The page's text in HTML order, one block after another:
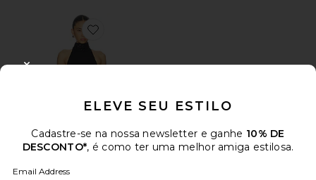
Favorite Sabriana Gown
ELEVE SEU ESTILO
Cadastre-se na nossa newsletter e ganhe 10% DE
DESCONTO*, é como ter uma melhor amiga estilosa.
Email Address